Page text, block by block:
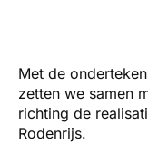
Met de
zetten we samen
richting de
Rodenrijs.